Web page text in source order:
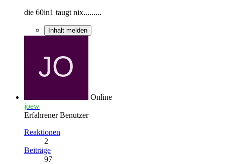
die 60in1 taugt nix.........
Inhalt melden
Online
joew
Erfahrener Benutzer
Reaktionen
2
Beiträge
97